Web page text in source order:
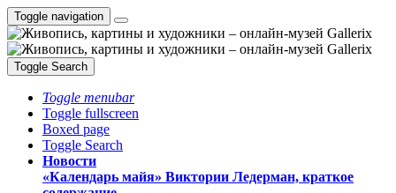
Toggle navigation
Toggle Search
Toggle menubar
Toggle fullscreen
Boxed page
Toggle Search
Новости
«Календарь майя» Виктории Ледерман, краткое